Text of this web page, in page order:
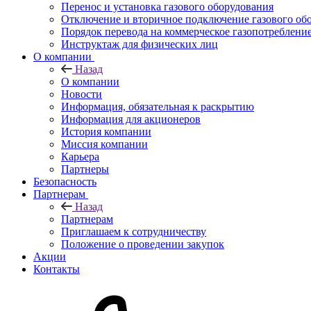
Перенос и установка газового оборудования
Отключение и вторичное подключение газового
Порядок перевода на коммерческое
Инструктаж для физических лиц
О компании
Назад
О компании
Новости
Информация, обязательная к раскрытию
Информация для акционеров
История компании
Миссия компании
Карьера
Партнеры
Безопасность
Партнерам
Назад
Партнерам
Приглашаем к сотрудничеству
Положение о проведении закупок
Акции
Контакты